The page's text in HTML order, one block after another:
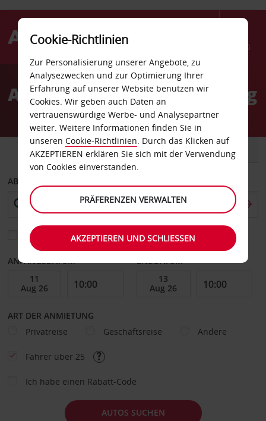
Menü
AvisAutovermietung Altenburg
FAHRZEUG TRANSPORTER
ABHOLEN VON
Eine andere Rückgabestation auswählen
ANFANGSDATUM ENDDATUM
ART DER ANMIETUNG
Privatreise
Geschäftsreise Andere
Fahrer über 25
Ich habe einen Rabatt-Code
AUTOS SUCHEN
Cookie-Richtlinien
Zur Personalisierung unserer Angebote, zu
Analysezwecken und zur Optimierung Ihrer
Erfahrung auf unserer Website benutzen wir
Cookies. Wir geben auch Daten an
vertrauenswürdige Werbe- und Analysepartner
weiter. Weitere Informationen finden Sie in
unseren Cookie-Richtlinien. Durch das Klicken auf
AKZEPTIEREN erklären Sie sich mit der Verwendung
von Cookies einverstanden.
PRÄFERENZEN VERWALTEN
AKZEPTIEREN UND SCHLIESSEN